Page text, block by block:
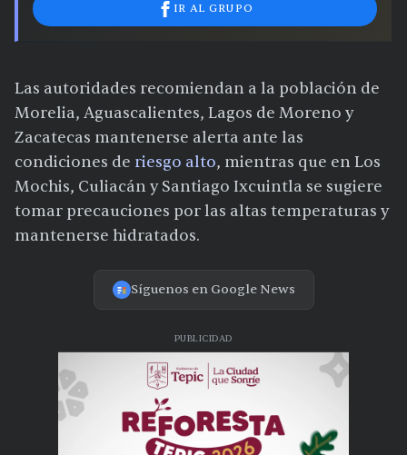
IR AL GRUPO
Las autoridades recomiendan a la población de
Morelia, Aguascalientes, Lagos de Moreno y
Zacatecas mantenerse alerta ante las
condiciones de riesgo alto, mientras que en Los
Mochis, Culiacán y Santiago Ixcuintla se sugiere
tomar precauciones por las altas temperaturas y
mantenerse hidratados.
Síguenos en Google News
PUBLICIDAD